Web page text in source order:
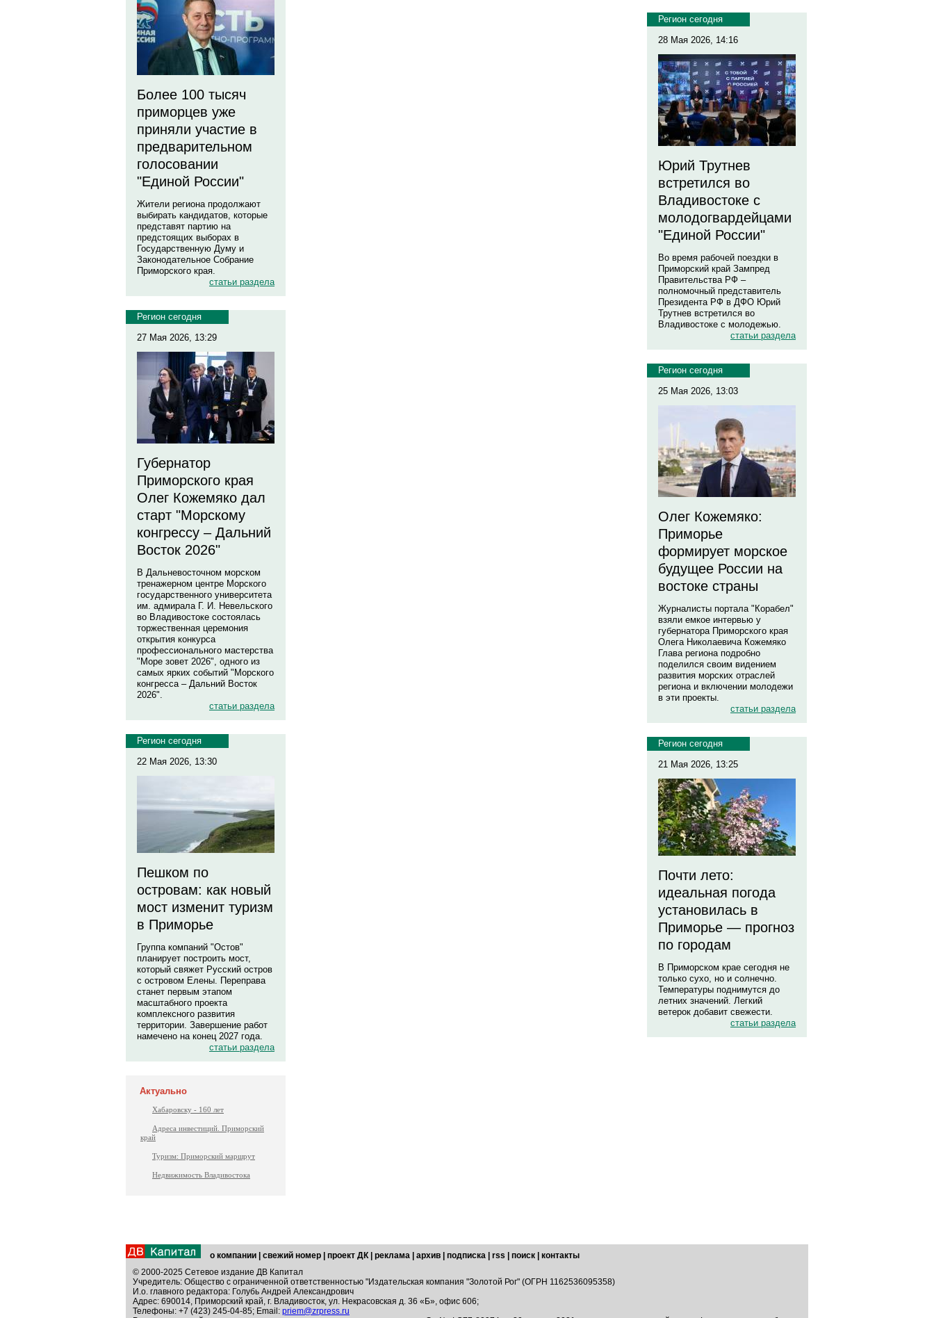
Более 100 тысяч
приморцев уже
приняли участие в
предварительном
голосовании
"Единой России"
Жители региона продолжают
выбирать кандидатов, которые
представят партию на
предстоящих выборах в
Государственную Думу и
Законодательное Собрание
Приморского края.
статьи раздела
Регион сегодня
27 Мая 2026, 13:29
Губернатор
Приморского края
Олег Кожемяко дал
старт "Морскому
конгрессу – Дальний
Восток 2026"
В Дальневосточном морском
тренажерном центре Морского
государственного университета
им. адмирала Г. И. Невельского
во Владивостоке состоялась
торжественная церемония
открытия конкурса
профессионального мастерства
"Море зовет 2026", одного из
самых ярких событий "Морского
конгресса – Дальний Восток
2026".
статьи раздела
Регион сегодня
22 Мая 2026, 13:30
Пешком по
островам: как новый
мост изменит туризм
в Приморье
Группа компаний "Остов"
планирует построить мост,
который свяжет Русский остров
с островом Елены. Переправа
станет первым этапом
масштабного проекта
комплексного развития
территории. Завершение работ
намечено на конец 2027 года.
статьи раздела
Актуально
Хабаровску - 160 лет
Адреса инвестиций. Приморский
край
Туризм: Приморский маршрут
Недвижимость Владивостока
Регион сегодня
28 Мая 2026, 14:16
Юрий Трутнев
встретился во
Владивостоке с
молодогвардейцами
"Единой России"
Во время рабочей поездки в
Приморский край Зампред
Правительства РФ –
полномочный представитель
Президента РФ в ДФО Юрий
Трутнев встретился во
Владивостоке с молодежью.
статьи раздела
Регион сегодня
25 Мая 2026, 13:03
Олег Кожемяко:
Приморье
формирует морское
будущее России на
востоке страны
Журналисты портала "Корабел"
взяли емкое интервью у
губернатора Приморского края
Олега Николаевича Кожемяко
Глава региона подробно
поделился своим видением
развития морских отраслей
региона и включении молодежи
в эти проекты.
статьи раздела
Регион сегодня
21 Мая 2026, 13:25
Почти лето:
идеальная погода
установилась в
Приморье — прогноз
по городам
В Приморском крае сегодня не
только сухо, но и солнечно.
Температуры поднимутся до
летних значений. Легкий
ветерок добавит свежести.
статьи раздела
о компании свежий номер проект ДК реклама архив подписка rss поиск
контакты
© 2000-2025 Сетевое издание ДВ Капитал
Учредитель: Общество с ограниченной ответственностью "Издательская компания "Золотой Рог" (ОГРН 1162536095358)
И.о. главного редактора: Голубь Андрей Александрович
Адрес: 690014, Приморский край, г. Владивосток, ул. Некрасовская д. 36 «Б», офис 606;
Телефоны: +7 (423) 245-04-85; Email: priem@zrpress.ru